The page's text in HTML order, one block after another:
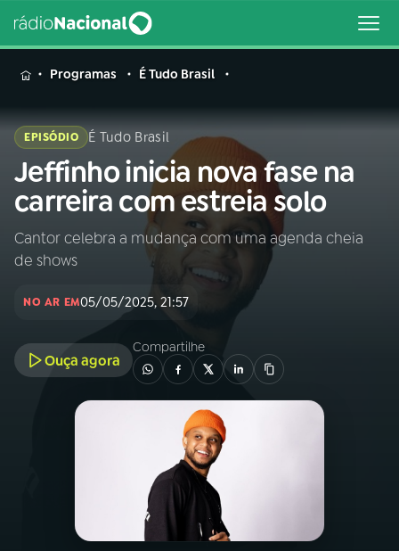
MENU
Buscar
na
Rádio
Nacional
Buscar
AO VIVO
INÍCIO
PROGRAMAS
Programas É Tudo Brasil
EPISÓDIO É Tudo Brasil
Jeffinho inicia nova fase na
carreira com estreia solo
Cantor celebra a mudança com uma agenda cheia
de shows
NO AR EM05/05/2025, 21:57
Ouça agora
Compartilhe